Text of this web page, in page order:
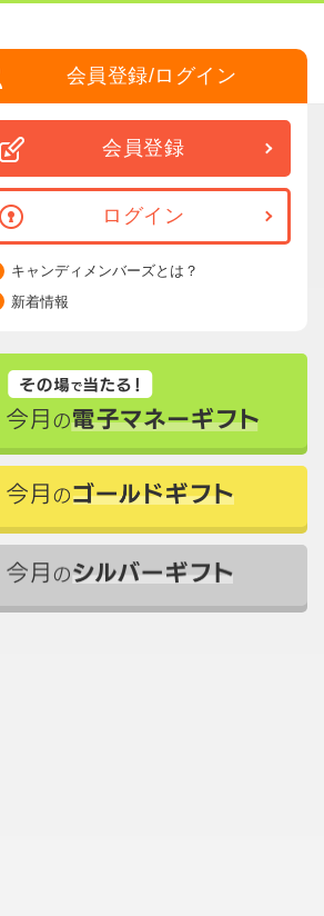
会員登録/ログイン
会員登録
ログイン
キャンディメンバーズとは？
新着情報